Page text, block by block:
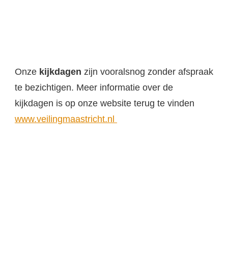
Onze kijkdagen zijn vooralsnog zonder afspraak
te bezichtigen. Meer informatie over de
kijkdagen is op onze website terug te vinden
www.veilingmaastricht.nl